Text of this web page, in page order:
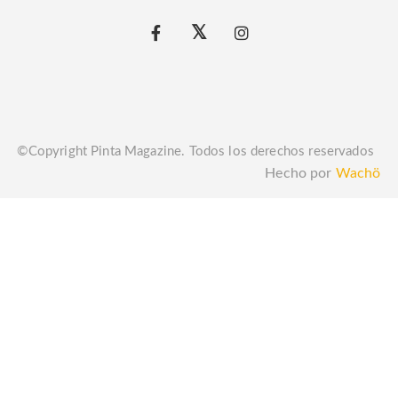
©Copyright Pinta Magazine. Todos los derechos reservados
Hecho por Wachö